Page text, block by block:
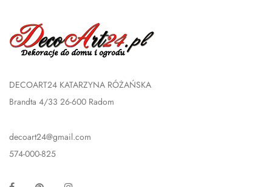
DECOART24 KATARZYNA RÓŻAŃSKA
Brandta 4/33 26-600 Radom
decoart24@gmail.com
574-000-825